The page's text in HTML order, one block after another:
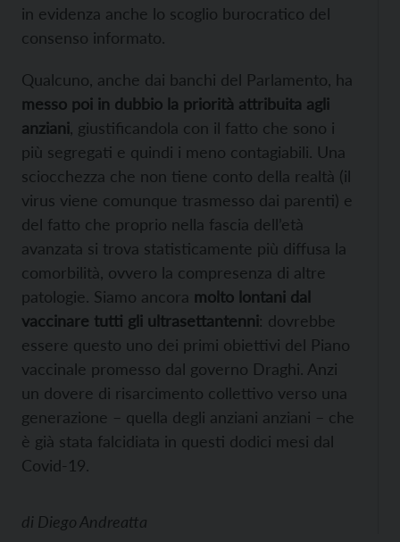
in evidenza anche lo scoglio burocratico del
consenso informato.
Qualcuno, anche dai banchi del Parlamento, ha
messo poi in dubbio la priorità attribuita agli
anziani , giustificandola con il fatto che sono i
più segregati e quindi i meno contagiabili. Una
sciocchezza che non tiene conto della realtà (il
virus viene comunque trasmesso dai parenti) e
del fatto che proprio nella fascia dell’età
avanzata si trova statisticamente più diffusa la
comorbilità, ovvero la compresenza di altre
patologie. Siamo ancora molto lontani dal
vaccinare tutti gli ultrasettantenni: dovrebbe
essere questo uno dei primi obiettivi del Piano
vaccinale promesso dal governo Draghi. Anzi
un dovere di risarcimento collettivo verso una
generazione – quella degli anziani anziani – che
è già stata falcidiata in questi dodici mesi dal
Covid-19.
di Diego Andreatta